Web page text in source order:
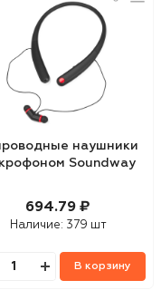
наушники
Soundway
694.79 ₽
Наличие: 379 шт
В корзину